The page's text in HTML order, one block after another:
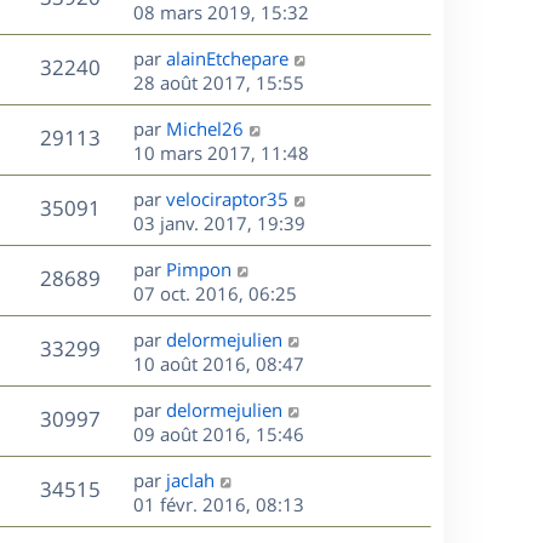
e
s
a
g
e
m
e
s
s
a
g
e
s
i
e
r
m
e
s
s
a
g
e
u
s
e
r
n
i
e
r
m
e
s
s
a
g
e
08 mars 2019, 15:32
32240V
u
e
D
e
r
n
i
e
r
m
e
s
s
a
g
e
par alainEtchepare
28 août 2017, 15:55
29113V
u
s
D
e
r
n
i
e
r
m
e
s
s
a
g
e
par Michel26
10 mars 2017, 11:48
35091
u
s
D
e
r
n
i
e
r
m
e
s
s
a
g
e
par velociraptor35
03 janv. 2017, 19:39
28689V
u
s
D
e
r
n
i
e
r
m
e
s
s
a
par Pimpon
07 oct. 2016, 06:25
33299V
u
D
e
r
n
i
e
r
m
e
par delormejulien
10 août 2016, 08:47
30997V
u
D
e
r
n
i
e
par delormejulien
09 août 2016, 15:46
34515V
u
D
e
r
par jaclah
01 févr. 2016, 08:13